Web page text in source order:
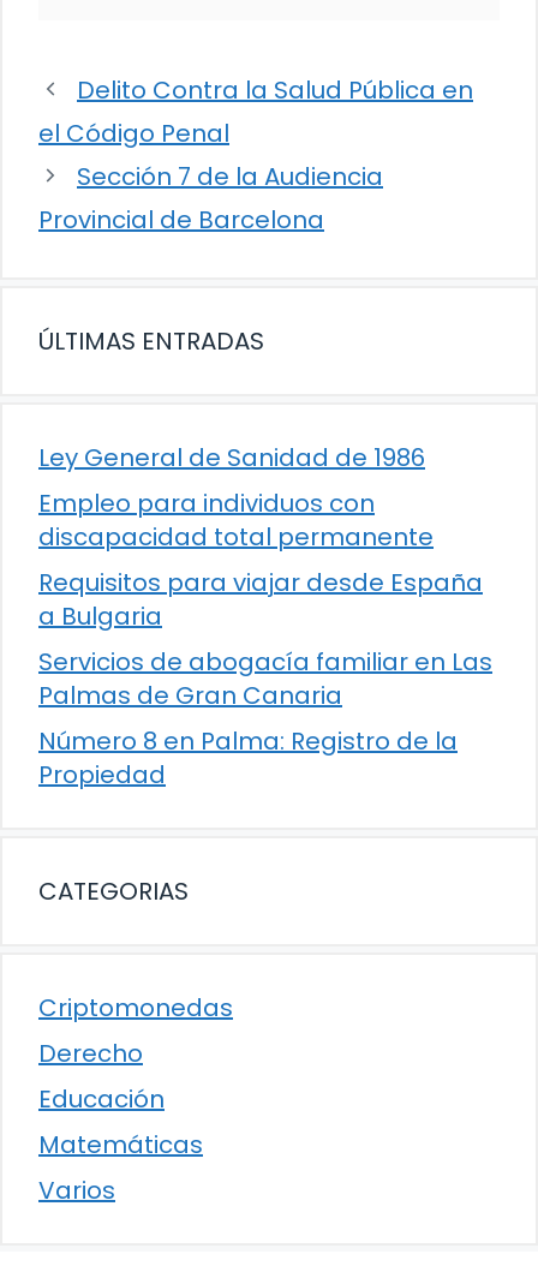
Delito Contra la Salud Pública en
el Código Penal
Sección 7 de la Audiencia
Provincial de Barcelona
ÚLTIMAS ENTRADAS
Ley General de Sanidad de 1986
Empleo para individuos con
discapacidad total permanente
Requisitos para viajar desde España
a Bulgaria
Servicios de abogacía familiar en Las
Palmas de Gran Canaria
Número 8 en Palma: Registro de la
Propiedad
CATEGORIAS
Criptomonedas
Derecho
Educación
Matemáticas
Varios